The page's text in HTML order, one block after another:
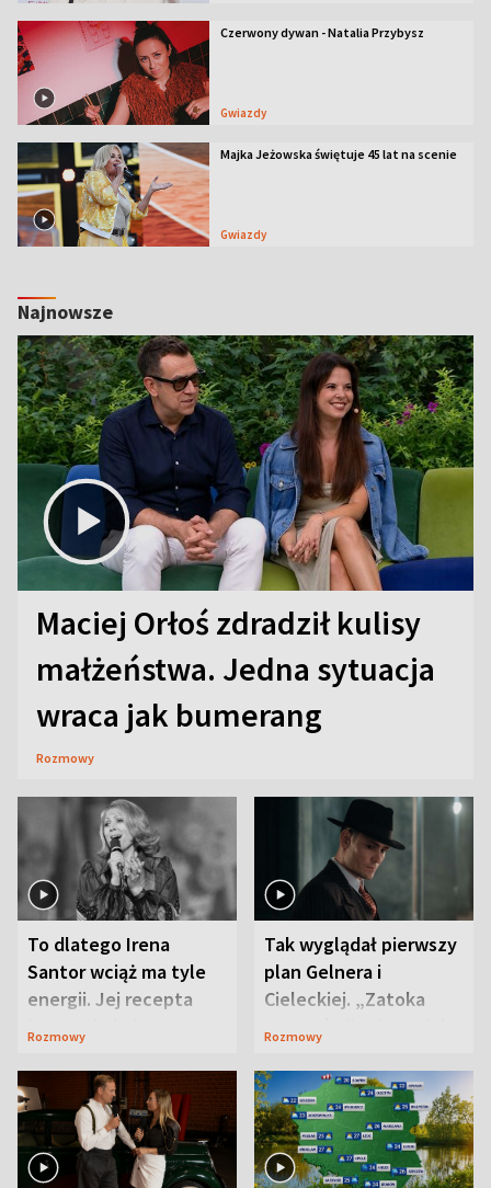
Czerwony dywan - Natalia Przybysz
Gwiazdy
Majka Jeżowska świętuje 45 lat na scenie
Gwiazdy
Najnowsze
Maciej Orłoś zdradził kulisy
małżeństwa. Jedna sytuacja
wraca jak bumerang
Rozmowy
To dlatego Irena
Santor wciąż ma tyle
energii. Jej recepta
jest zaskakująco
Rozmowy
Tak wyglądał pierwszy
plan Gelnera i
Cieleckiej. „Zatoka
szpiegów” od razu ich
Rozmowy